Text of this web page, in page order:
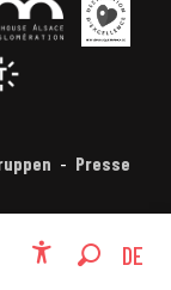
DE
FR
Presse